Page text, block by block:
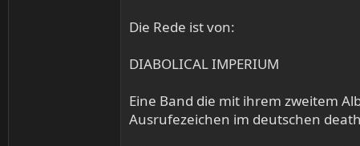
Die Rede ist von:
DIABOLICAL IMPERIUM
Eine Band die mit ihrem zweitem
Ausrufezeichen im deutschen